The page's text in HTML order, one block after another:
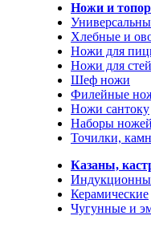
Ножи и
Хлебные и
Ножи для
Ножи для
Шеф ножи
Филейные
Ножи сантоку
Наборы ножей
Точилки,
Казаны,
Керамические
Чугунные и